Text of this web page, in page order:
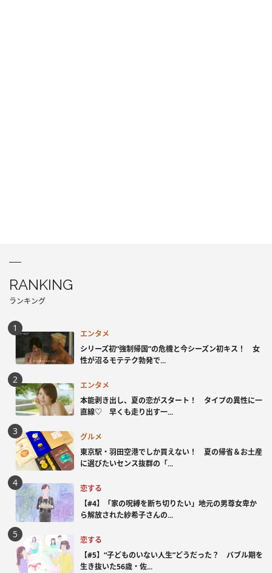
RANKING
ランキング
エンタメ
シリーズ初“強制帰国”の危機と今シーズン初キス！ 女
性が沼るモテテク勃発で...
エンタメ
本能剥き出し、夏の恋がスタート！ タイプの異性に一
直線♡ 早くも走り出す一...
グルメ
東京駅・羽田空港でしか買えない！ 夏の帰省＆お土産
に選びたいセンス抜群の「...
恋する
【#4】「家の呪縛を断ち切りたい」地元の男尊女卑か
ら解放された紗希子さんの...
恋する
【#5】“子どものいない人生”どうだった？ バブル期を
生き抜いた56歳・佐...